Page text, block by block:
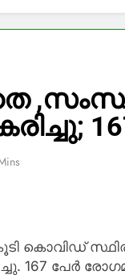
‘ബൈ മീ എ കോഫി’
Hours Ago
നബിദിനം:
8 Hours Ago
കൊവിഡ്
167 പേര്‍